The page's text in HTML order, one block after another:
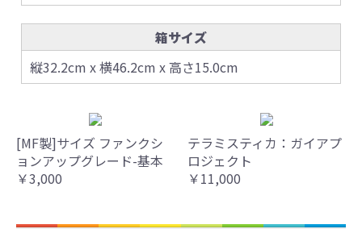
箱サイズ
縦32.2cm x 横46.2cm x 高さ15.0cm
[MF製]サイズ ファンクシ
ョンアップグレード-基本
￥3,000
テラミスティカ：ガイアプ
ロジェクト
￥11,000